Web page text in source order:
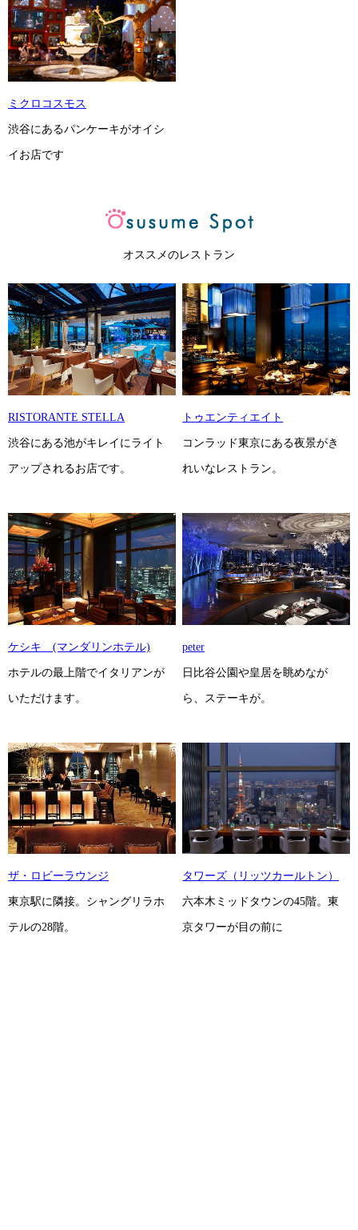
ミクロコスモス
渋谷にあるパンケーキがオイシ
イお店です
オススメのレストラン
RISTORANTE STELLA
渋谷にある池がキレイにライト
アップされるお店です。
トゥエンティエイト
コンラッド東京にある夜景がき
れいなレストラン。
ケシキ (マンダリンホテル)
ホテルの最上階でイタリアンが
いただけます。
peter
日比谷公園や皇居を眺めなが
ら、ステーキが。
ザ・ロビーラウンジ
東京駅に隣接。シャングリラホ
テルの28階。
タワーズ（リッツカールトン）
六本木ミッドタウンの45階。東
京タワーが目の前に